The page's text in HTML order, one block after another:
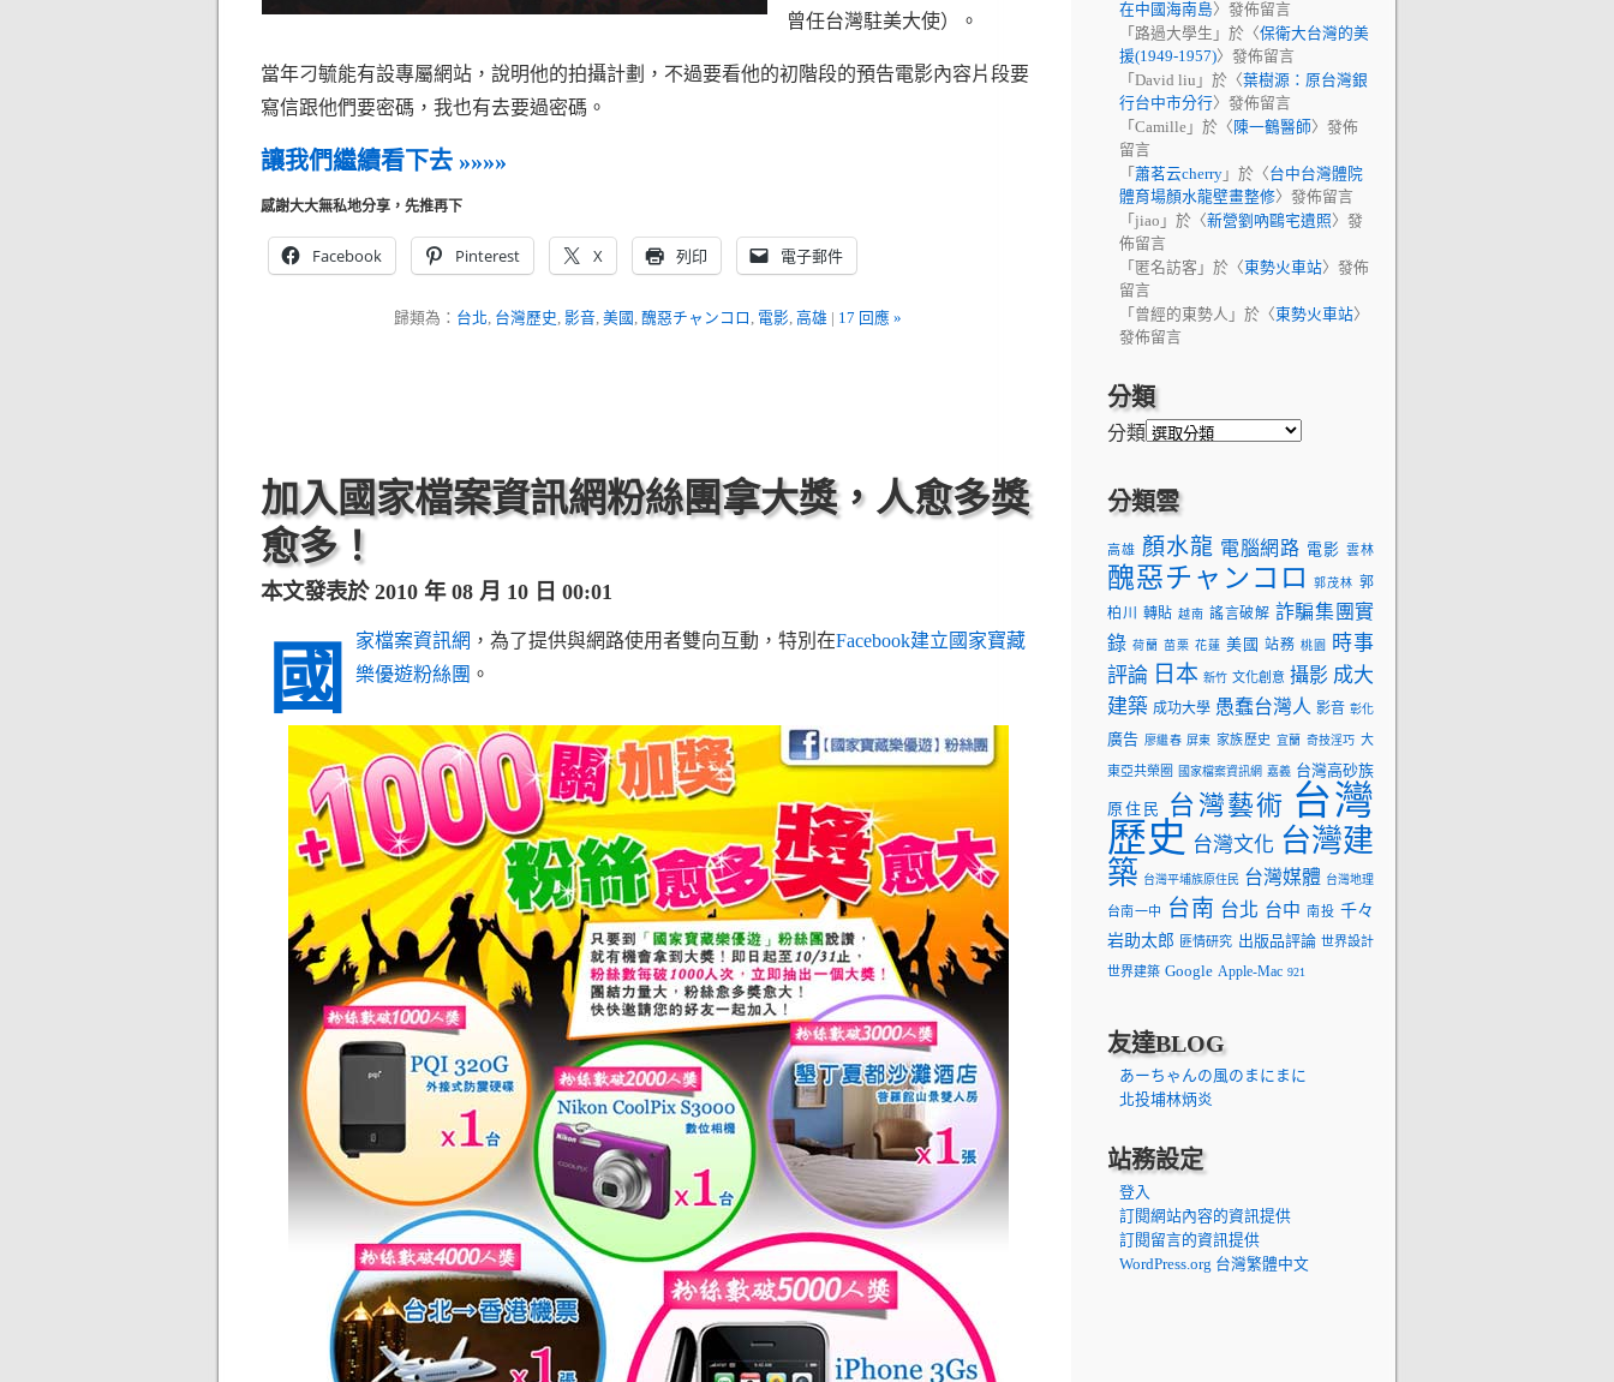
曾任台灣駐美大使）。
當年刁毓能有設專屬網站，說明他的拍攝計劃，不過要看他的初階段的預告電影內容片段要
寫信跟他們要密碼，我也有去要過密碼。
讓我們繼續看下去 »»»»
感謝大大無私地分享，先推再下
Facebook Pinterest X 列印 電子郵件
歸類為： 台北, 台灣歷史, 影音, 美國 , 醜惡チャンコロ , 電影, 高雄 17 回應 »
加入國家檔案資訊網粉絲團拿大獎，人愈多獎
愈多！
本文發表於 2010 年 08 月 10 日 00:01
國 家檔案資訊網 ，為了提供與網路使用者雙向互動，特別在Facebook建立國家寶藏
樂優遊粉絲團 。
在中國海南島〉發佈留言
「 路過大學生 」於〈保衛大台灣的美
援(1949-1957)〉發佈留言
「 David liu 」於〈葉樹源：原台灣銀
行台中市分行〉發佈留言
「 Camille 」於〈 陳一鶴醫師〉發佈
留言
「 蕭茗云cherry 」於〈台中台灣體院
體育場顏水龍壁畫整修〉發佈留言
「 jiao 」於〈新營劉吶鷗宅遺照〉發
佈留言
「 匿名訪客 」於〈 東勢火車站〉發佈
留言
「 曾經的東勢人 」於〈 東勢火車站〉
發佈留言
分類
分類
分類雲
高雄 顏水龍 電腦網路 電影 雲林
醜惡チャンコロ 郭茂林 郭
柏川
轉貼 越南 謠言破解 詐騙集團實
錄 荷蘭 苗栗 花蓮 美國 站務 桃園
時事
評論 日本 新竹 文化創意 攝影 成大
建築 成功大學 愚蠢台灣人 影音 彰化
廣告 廖繼春 屏東 家族歷史 宜蘭 奇技淫巧 大
東亞共榮圈 國家檔案資訊網 嘉義 台灣高砂族
原住民 台灣藝術 台灣
歷史 台灣文化 台灣建
築 台灣平埔族原住民 台灣媒體 台灣地理
台南一中 台南 台北 台中 南投 千々
岩助太郎 匪情研究 出版品評論 世界設計
世界建築 Google Apple-Mac 921
友達BLOG
あーちゃんの風のまにまに
北投埔林炳炎
站務設定
登入
訂閱網站內容的資訊提供
訂閱留言的資訊提供
WordPress.org 台灣繁體中文